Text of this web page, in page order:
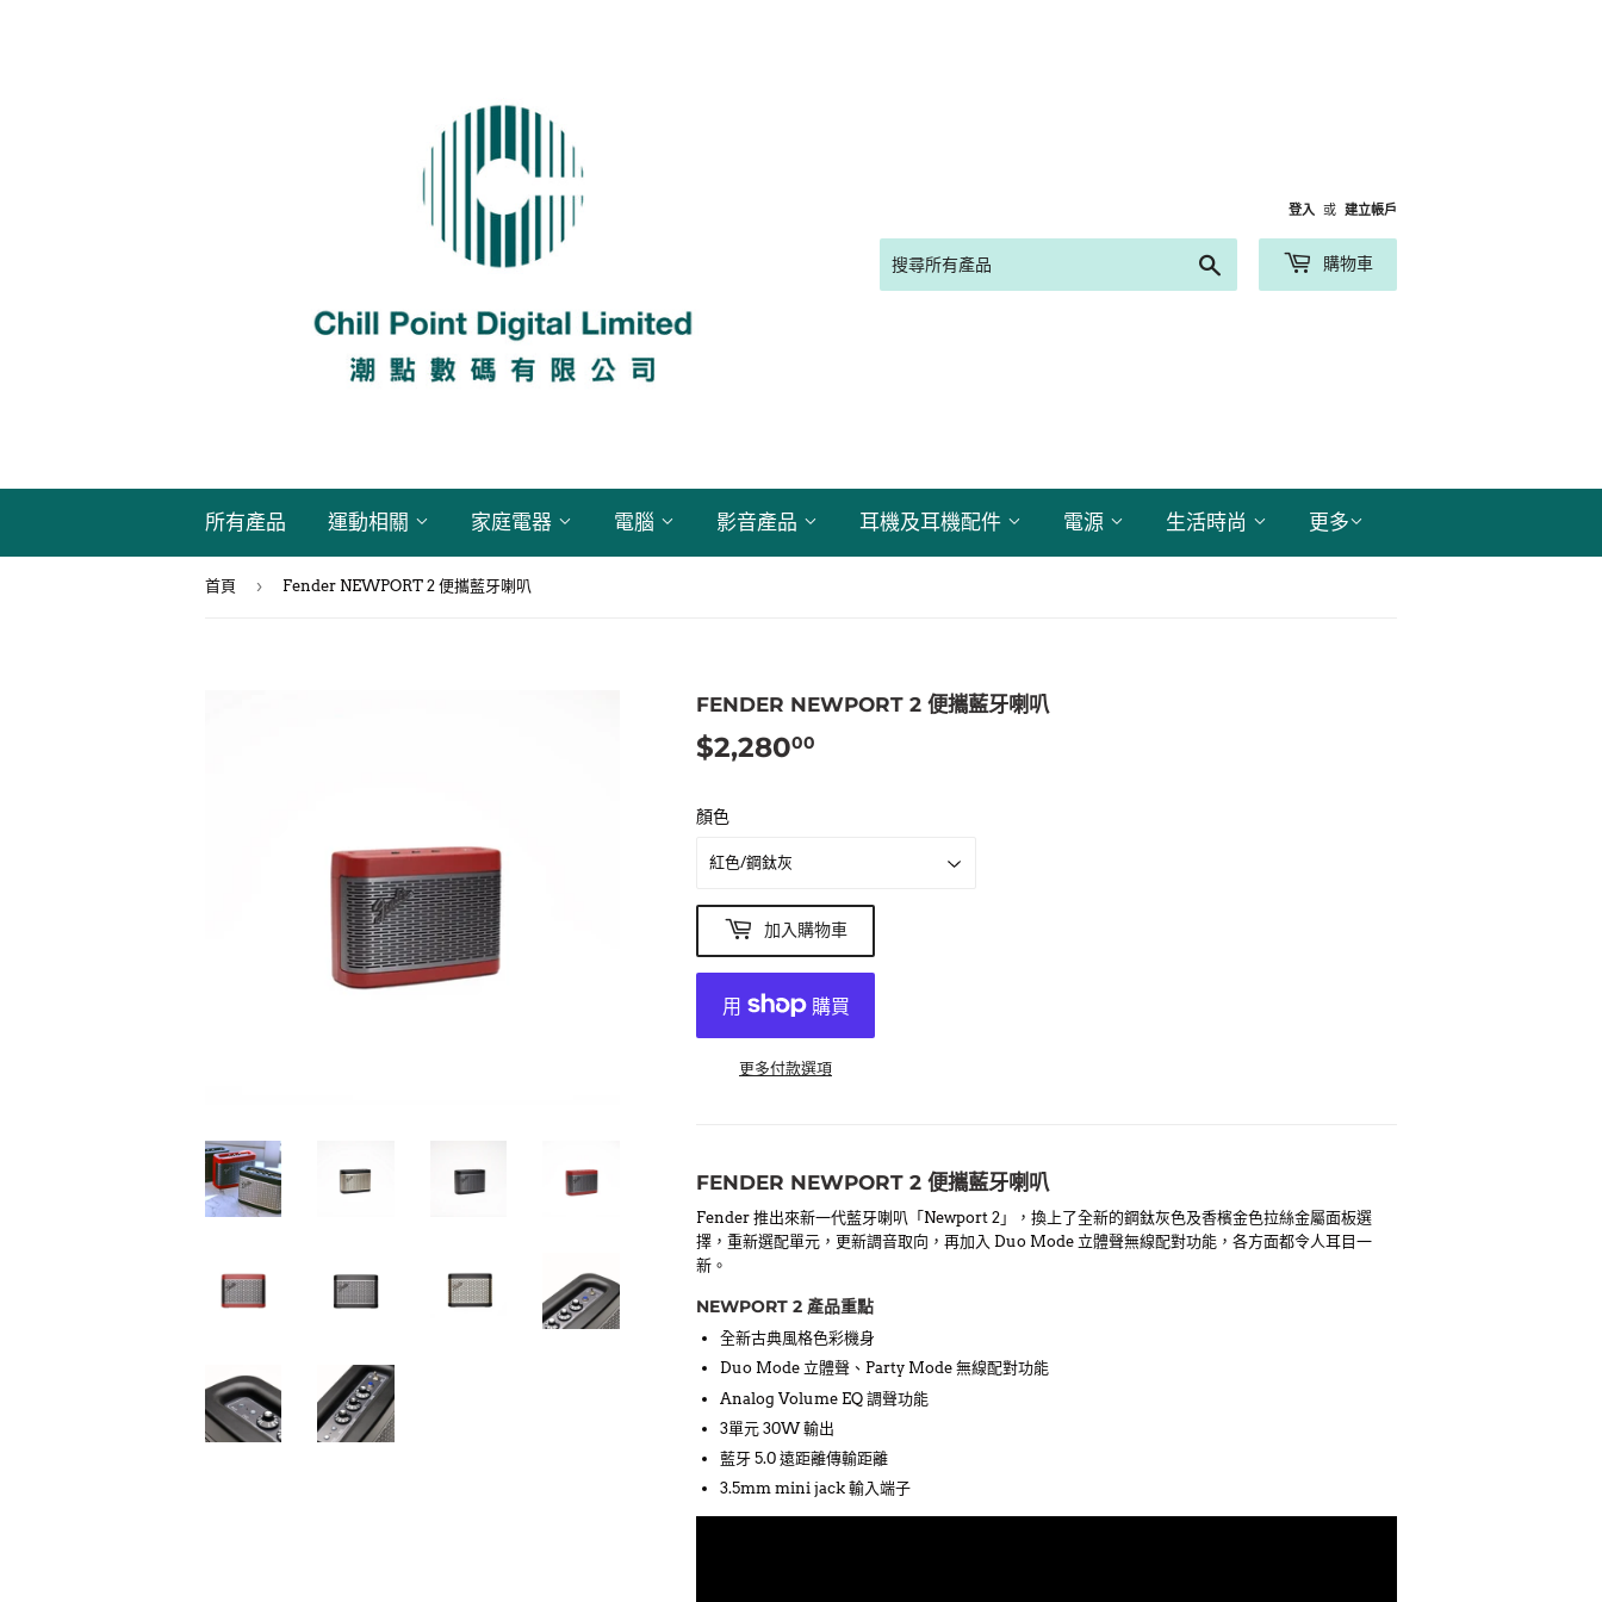
登入 或 建立帳戶
購物車
所有產品 運動相關 家庭電器 電腦 影音產品 耳機及耳機配件 電源 生活時尚 更多
首頁 › Fender NEWPORT 2 便攜藍牙喇叭
FENDER NEWPORT 2 便攜藍牙喇叭
$2,28000
顏色
加入購物車
更多付款選項
FENDER NEWPORT 2 便攜藍牙喇叭
Fender 推出來新一代藍牙喇叭「Newport 2」，換上了全新的鋼鈦灰色及香檳金色拉絲金屬面板選
擇，重新選配單元，更新調音取向，再加入 Duo Mode 立體聲無線配對功能，各方面都令人耳目一
新。
NEWPORT 2 產品重點
全新古典風格色彩機身
Duo Mode 立體聲、Party Mode 無線配對功能
Analog Volume EQ 調聲功能
3單元 30W 輸出
藍牙 5.0 遠距離傳輸距離
3.5mm mini jack 輸入端子